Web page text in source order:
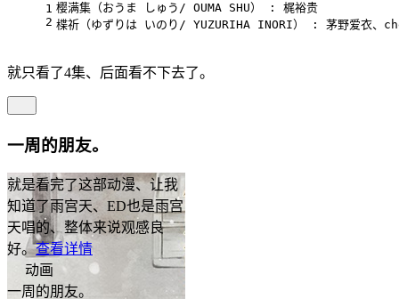
1
2
樱满集（おうま しゅう/ OUMA SHU） : 梶裕贵
楪祈（ゆずりは いのり/ YUZURIHA INORI） : 茅野爱衣、
就只看了4集、后面看不下去了。
一周的朋友。
就是看完了这部动漫、让我
知道了雨宫天、ED也是雨宫
天唱的、整体来说观感良
好。查看详情
动画
一周的朋友。